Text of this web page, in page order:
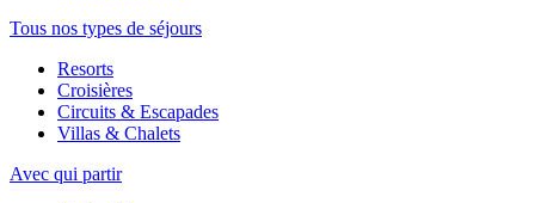
Tous nos types de séjours
Resorts
Croisières
Circuits & Escapades
Villas & Chalets
Avec qui partir